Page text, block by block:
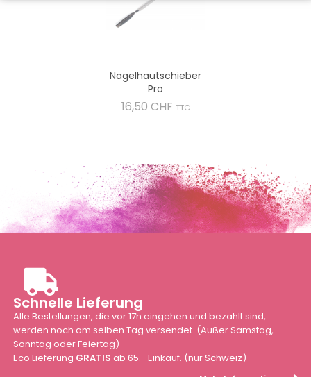
Nagelhautschieber
Pro
16,50 CHF Preis
TTC
Schnelle Lieferung
Alle Bestellungen, die vor 17h eingehen und bezahlt sind,
werden noch am selben Tag versendet. (Außer Samstag,
Sonntag oder Feiertag)
Eco Lieferung GRATIS ab 65.- Einkauf. (nur Schweiz)